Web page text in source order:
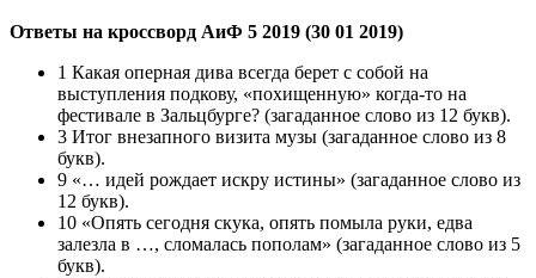
Ответы на кроссворд АиФ 5 2019 (30 01 2019)
1 Какая оперная дива всегда берет с собой на
выступления подкову, «похищенную» когда-то на
фестивале в Зальцбурге? (загаданное слово из 12 букв).
3 Итог внезапного визита музы (загаданное слово из 8
букв).
9 «… идей рождает искру истины» (загаданное слово из
12 букв).
10 «Опять сегодня скука, опять помыла руки, едва
залезла в …, сломалась пополам» (загаданное слово из 5
букв).